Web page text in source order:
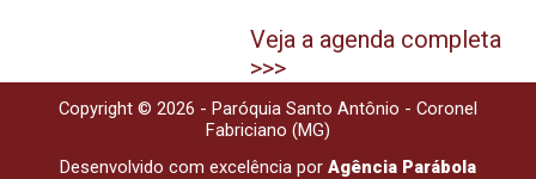
Veja a agenda completa
>>>
Copyright © 2026 - Paróquia Santo Antônio - Coronel
Fabriciano (MG)
Desenvolvido com excelência por Agência Parábola